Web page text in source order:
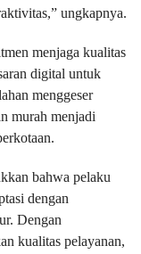
ungkapnya.
menjaga kualitas
digital untuk
menggeser
murah menjadi
bahwa pelaku
dengan
Dengan
kualitas pelayanan,